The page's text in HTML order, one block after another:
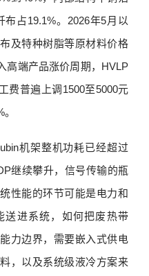
布占19.1%。2026年5月以
及特种树脂等原材料价格
高端产品涨价周期，HVLP
费普遍上调1500至5000元
机架整机功耗已经超过
继续攀升，信号传输的瓶
性能的环节可能是电力和
进系统，如何把废热带
力边界，需要嵌入式供电
，以及系统级液冷方案来